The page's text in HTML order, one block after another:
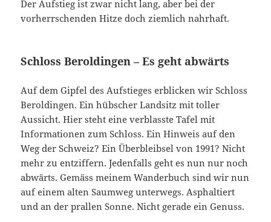
Der Aufstieg ist zwar nicht lang, aber bei der
vorherrschenden Hitze doch ziemlich nahrhaft.
Schloss Beroldingen – Es geht abwärts
Auf dem Gipfel des Aufstieges erblicken wir Schloss
Beroldingen. Ein hübscher Landsitz mit toller
Aussicht. Hier steht eine verblasste Tafel mit
Informationen zum Schloss. Ein Hinweis auf den
Weg der Schweiz? Ein Überbleibsel von 1991? Nicht
mehr zu entziffern. Jedenfalls geht es nun nur noch
abwärts. Gemäss meinem Wanderbuch sind wir nun
auf einem alten Saumweg unterwegs. Asphaltiert
und an der prallen Sonne. Nicht gerade ein Genuss.